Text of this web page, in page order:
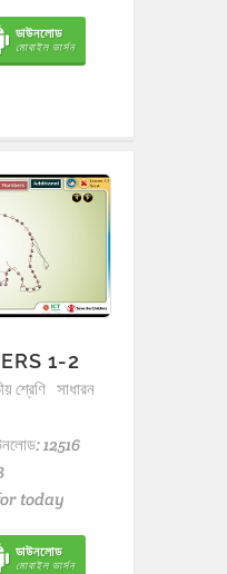
ডাউনলোড
মোবাইল ভার্সন
1-2
শ্রেণি সাধারন
12516
today
ডাউনলোড
মোবাইল ভার্সন